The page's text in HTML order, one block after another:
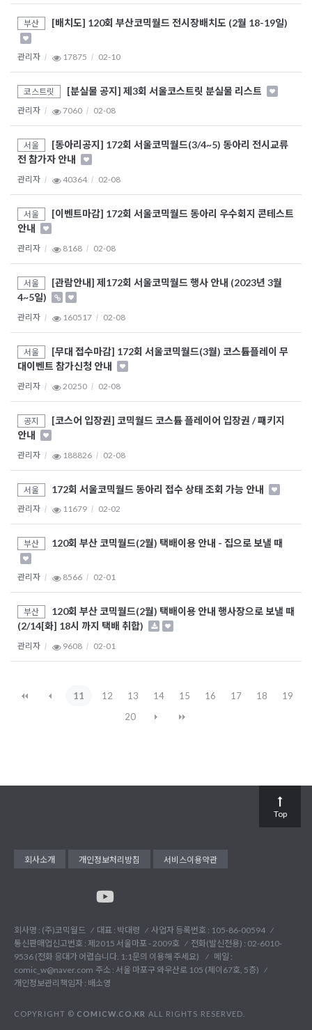
부산 [배치도] 120회 부산코믹월드 전시장배치도 (2월 18-19일)
관리자 17875 02-10
코스트릿 [분실물 공지] 제3회 서울코스트릿 분실물 리스트
관리자 7060 02-08
서울
[동아리공지] 172회 서울코믹월드(3/4~5) 동아리 전시교류
전 참가자 안내
관리자 40364 02-08
서울
[이벤트마감] 172회 서울코믹월드 동아리 우수회지 콘테스트
안내
관리자 8168 02-08
서울
[관람안내] 제172회 서울코믹월드 행사 안내 (2023년 3월
4~5일)
관리자 160517 02-08
서울
[무대 접수마감] 172회 서울코믹월드(3월) 코스튬플레이 무
대이벤트 참가신청 안내
관리자 20250 02-08
공지
[코스어 입장권] 코믹월드 코스튬 플레이어 입장권 / 패키지
안내
관리자 188826 02-08
서울 172회 서울코믹월드 동아리 접수 상태 조회 가능 안내
관리자 11679 02-02
부산 120회 부산 코믹월드(2월) 택배이용 안내 - 집으로 보낼 때
관리자 8566 02-01
부산
120회 부산 코믹월드(2월) 택배이용 안내 행사장으로 보낼 때
(2/14[화] 18시 까지 택배 취합)
관리자 9608 02-01
11 12 13 14 15 16 17 18
19
20
회사소개 개인정보처리방침 서비스이용약관
회사명 : (주)코믹월드 대표 : 박대령
사업자 등록번호 : 105-86-00594
통신판매업신고번호 : 제2015 서울마포 - 2009호
전화(발신전용) : 02-6010-
9536 (전화 응대가 어렵습니다. 1:1문의 이용해 주세요)
메일 :
comic_w@naver.com 주소 : 서울 마포구 와우산로 105 (제이67호, 5층)
개인정보관리책임자 : 배소영
COPYRIGHT © COMICW.CO.KR ALL RIGHTS RESERVED.
Top